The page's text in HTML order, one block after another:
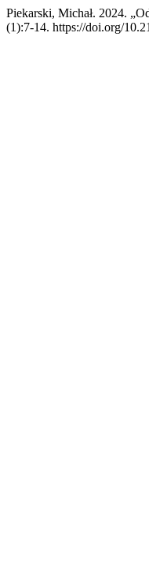
Piekarski, Michał. 2024.
(1):7-14. https://doi.org/